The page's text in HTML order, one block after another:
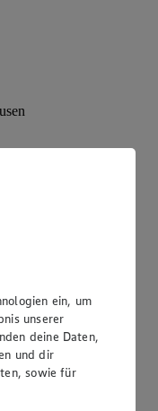
27a UStG: DE
Eileen
U. Plath
Marc
ein, um
unserer
deine Daten,
und dir
sowie für